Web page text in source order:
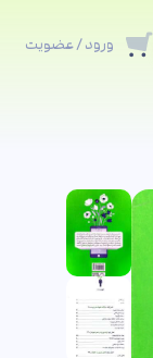
ورود / عضویت